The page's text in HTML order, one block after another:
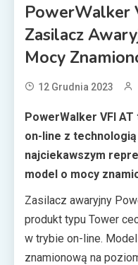
PowerWalker
Zasilacz
Mocy
12 Grudnia 2023
PowerWalker VFI
on-line z
najciekawszym
model o mocy
Zasilacz awaryjny
produkt typu Tower
w trybie on-line.
znamionową na